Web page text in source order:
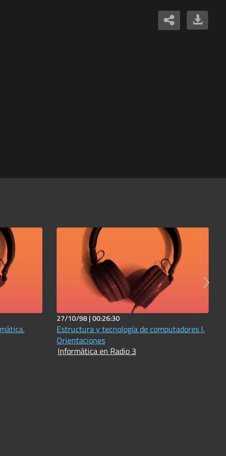
27/10/98 |00:26:30
Estructura y tecnología de computadores I.
Orientaciones
Informática en Radio 3